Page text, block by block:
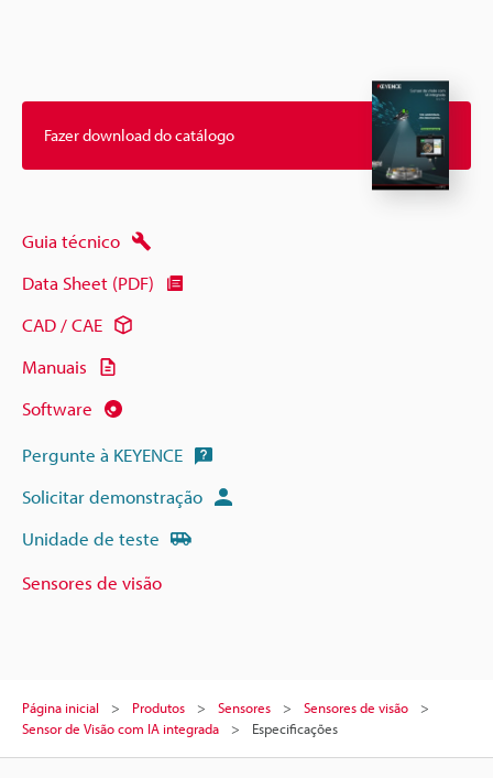
Fazer download do catálogo
Guia técnico
Data Sheet (PDF)
CAD / CAE
Manuais
Software
Pergunte à KEYENCE
Solicitar demonstração
Unidade de teste
Sensores de visão
Página inicial Produtos Sensores
Sensores de visão
Sensor de Visão com IA integrada
Especificações